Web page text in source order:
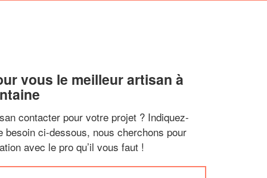
vous le meilleur artisan à
contacter pour votre projet ? Indiquez-
besoin ci-dessous, nous cherchons pour
avec le pro qu’il vous faut !